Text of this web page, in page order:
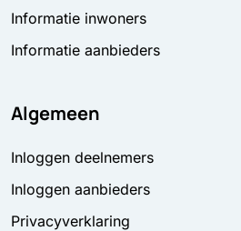
Informatie inwoners
Informatie aanbieders
Algemeen
Inloggen deelnemers
Inloggen aanbieders
Privacyverklaring